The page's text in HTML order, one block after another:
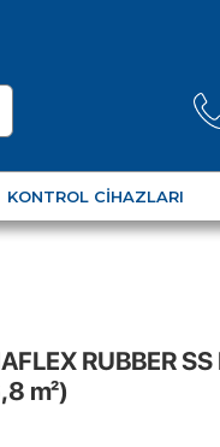
KONTROL CIHAZLARI
RUBBER
m²)